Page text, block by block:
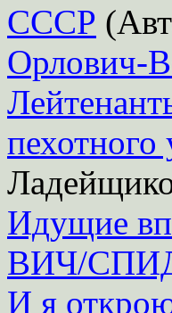
СССР
Орлович-
Идущие
ВИЧ/
И я